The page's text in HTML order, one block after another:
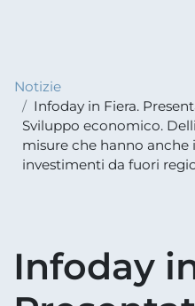
Notizie
Infoday in Fiera.
Sviluppo economico.
misure che hanno
investimenti da fuori
Infoday